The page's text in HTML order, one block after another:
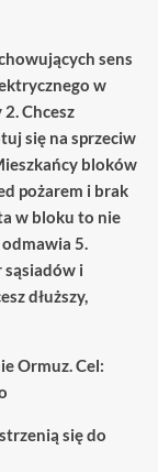
sens
w
Chcesz
się na sprzeciw
bloków
pożarem i brak
w bloku to nie
5.
sąsiadów i
dłuższy,
Ormuz. Cel:
się do